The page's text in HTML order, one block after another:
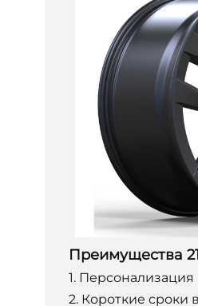
Преимущества
1.
2. Короткие сроки